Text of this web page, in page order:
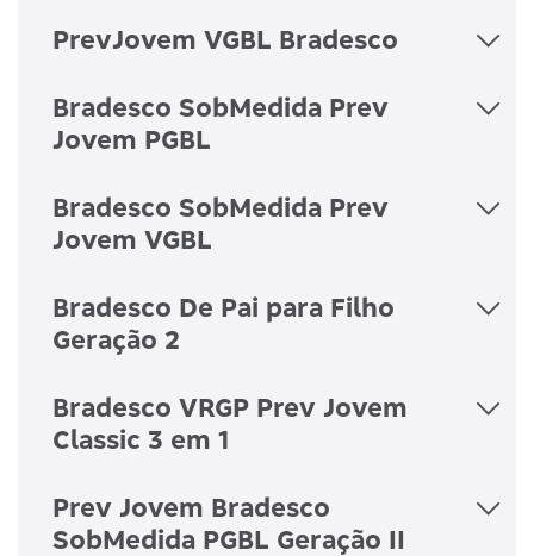
PrevJovem VGBL Bradesco
Bradesco SobMedida Prev
Jovem PGBL
Bradesco SobMedida Prev
Jovem VGBL
Bradesco De Pai para Filho
Geração 2
Bradesco VRGP Prev Jovem
Classic 3 em 1
Prev Jovem Bradesco
SobMedida PGBL Geração II